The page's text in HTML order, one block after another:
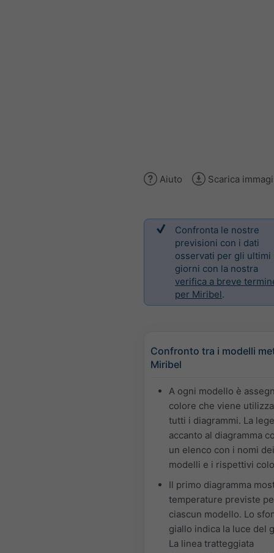
Aiuto Scarica
Confronta le nostre
previsioni con i dati
osservati per gli ultimi
giorni con la nostra
verifica a breve
per Miribel.
Confronto tra i modelli
Miribel
A ogni modello è
colore che viene
tutti i diagrammi. La
accanto al diagramma
un elenco con i nomi dei
modelli e i rispettivi
Il primo diagramma
temperature previste
ciascun modello. Lo
giallo indica la luce del
La linea tratteggiata